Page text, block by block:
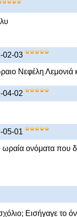
02-03
Νεφέλη Λεμονιά
04-02
05-01
ονόματα που
Εισήγαγε το